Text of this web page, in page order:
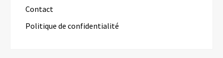
Contact
Politique de confidentialité